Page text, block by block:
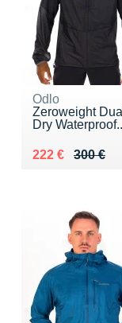
Odlo
Zeroweight Dual
Dry
300 €
Au lieu de 300 €
222 €
Vendu 222 €